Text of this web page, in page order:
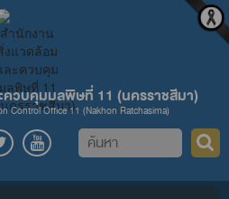
ควบคุมมลพิษที่ 11 (นครราชสีมา)
Control Office 11 (Nakhon Ratchasima)
ค้นหา